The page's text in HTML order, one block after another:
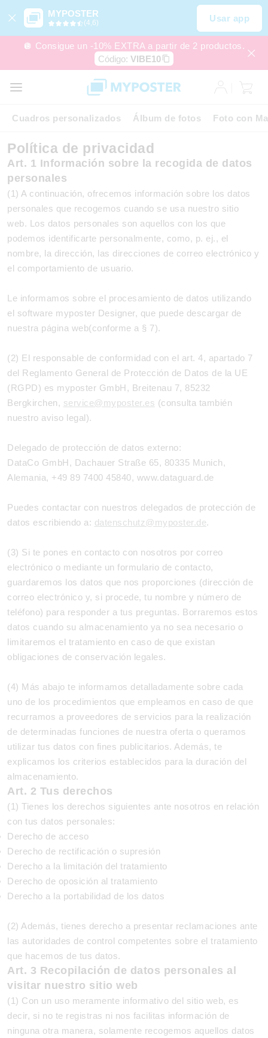
MYPOSTER
(4,6) Usar app
🪩 Consigue un -10% EXTRA a partir de 2 productos.
Código: VIBE10
Cuadros personalizados Álbum de fotos Foto con
Política de privacidad
Art. 1 Información sobre la recogida de datos
personales
(1) A continuación, ofrecemos información sobre los datos
personales que recogemos cuando se usa nuestro sitio
web. Los datos personales son aquellos con los que
podemos identificarte personalmente, como, p. ej., el
nombre, la dirección, las direcciones de correo electrónico y
el comportamiento de usuario.
Le informamos sobre el procesamiento de datos utilizando
el software myposter Designer, que puede descargar de
nuestra página web(conforme a § 7).
(2) El responsable de conformidad con el art. 4, apartado 7
del Reglamento General de Protección de Datos de la UE
(RGPD) es myposter GmbH, Breitenau 7, 85232
Bergkirchen, service@myposter.es (consulta también
nuestro aviso legal).
Delegado de protección de datos externo:
DataCo GmbH, Dachauer Straße 65, 80335 Munich,
Alemania, +49 89 7400 45840, www.dataguard.de
Puedes contactar con nuestros delegados de protección de
datos escribiendo a: datenschutz@myposter.de.
(3) Si te pones en contacto con nosotros por correo
electrónico o mediante un formulario de contacto,
guardaremos los datos que nos proporciones (dirección de
correo electrónico y, si procede, tu nombre y número de
teléfono) para responder a tus preguntas. Borraremos estos
datos cuando su almacenamiento ya no sea necesario o
limitaremos el tratamiento en caso de que existan
obligaciones de conservación legales.
(4) Más abajo te informamos detalladamente sobre cada
uno de los procedimientos que empleamos en caso de que
recurramos a proveedores de servicios para la realización
de determinadas funciones de nuestra oferta o queramos
utilizar tus datos con fines publicitarios. Además, te
explicamos los criterios establecidos para la duración del
almacenamiento.
Art. 2 Tus derechos
(1) Tienes los derechos siguientes ante nosotros en relación
con tus datos personales:
Derecho de acceso
Derecho de rectificación o supresión
Derecho a la limitación del tratamiento
Derecho de oposición al tratamiento
Derecho a la portabilidad de los datos
(2) Además, tienes derecho a presentar reclamaciones ante
las autoridades de control competentes sobre el tratamiento
que hacemos de tus datos.
Art. 3 Recopilación de datos personales al
visitar nuestro sitio web
(1) Con un uso meramente informativo del sitio web, es
decir, si no te registras ni nos facilitas información de
ninguna otra manera, solamente recogemos aquellos datos